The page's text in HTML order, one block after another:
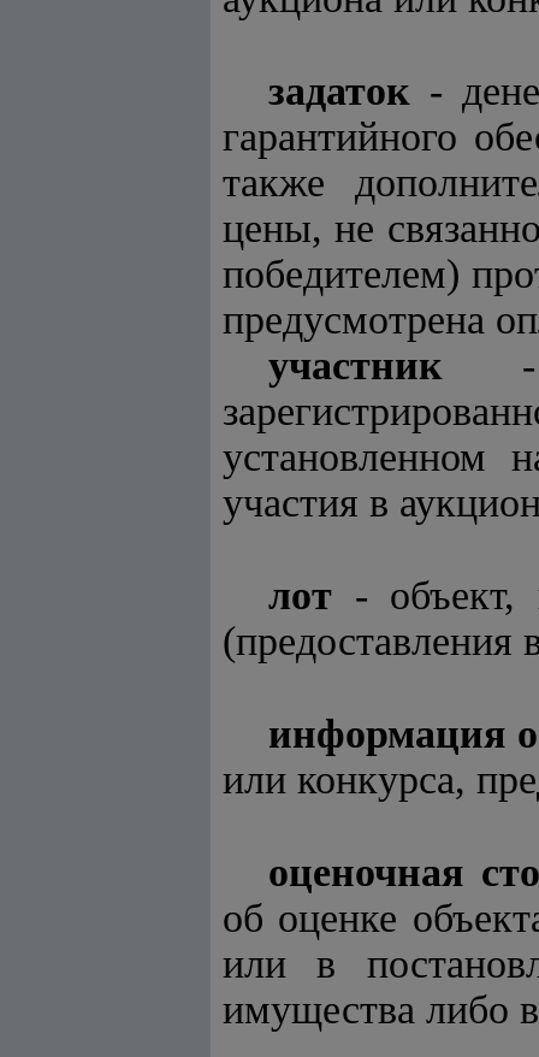
задаток -
гарантийного
также
цены, не
победителем)
предусмотрена
участник -
установленном
участия в
лот - объект,
(предоставления
информация
или конкурса,
оценочная
об оценке
или в
имущества либо